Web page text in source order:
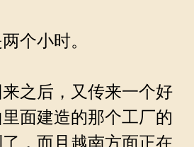
个小时。
之后，又传来一个好
面建造的那个工厂的
，而且越南方面正在